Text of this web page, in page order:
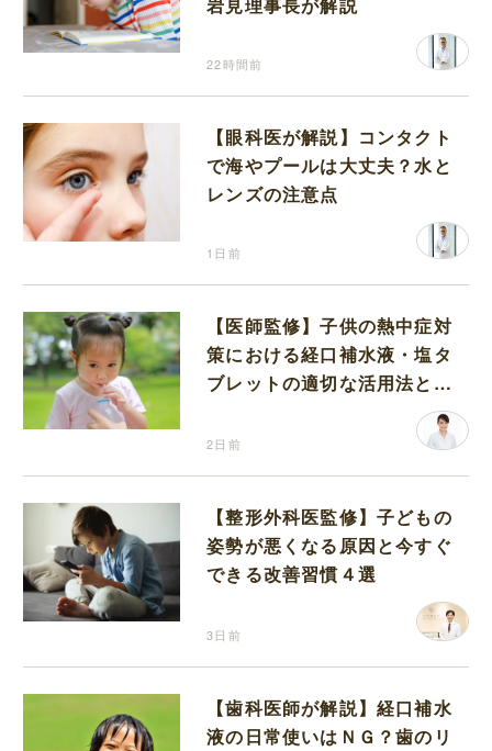
岩見理事長が解説
22時間前
【眼科医が解説】コンタクト
で海やプールは大丈夫？水と
レンズの注意点
1日前
【医師監修】子供の熱中症対
策における経口補水液・塩タ
ブレットの適切な活用法と水
2日前
【整形外科医監修】子どもの
姿勢が悪くなる原因と今すぐ
できる改善習慣４選
3日前
【歯科医師が解説】経口補水
液の日常使いはＮＧ？歯のリ